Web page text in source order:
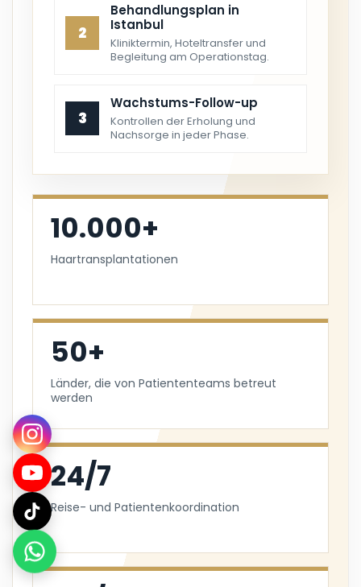
2
Behandlungsplan in
Istanbul
Kliniktermin, Hoteltransfer und
Begleitung am Operationstag.
3
Wachstums-Follow-up
Kontrollen der Erholung und
Nachsorge in jeder Phase.
10.000+
Haartransplantationen
50+
Länder, die von Patiententeams betreut
werden
24/7
Reise- und Patientenkoordination